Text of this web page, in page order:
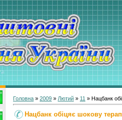
Головна » 2009 » Лютий » 11 » Нацбанк
Нацбанк обіцяє шокову